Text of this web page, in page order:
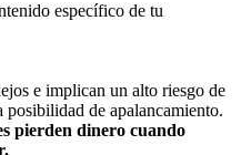
específico de tu
e implican un alto riesgo de
de apalancamiento.
pierden dinero cuando